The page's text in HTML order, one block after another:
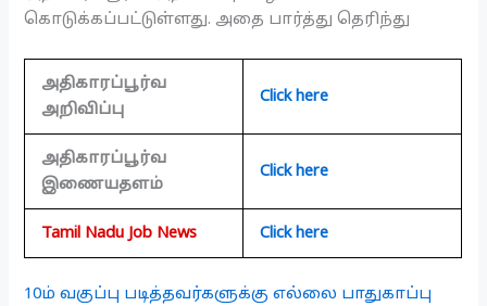
கொடுக்கப்பட்டுள்ளது. அதை பார்த்து தெரிந்து
அதிகாரப்பூர்வ
அறிவிப்பு
Click here
அதிகாரப்பூர்வ
இணையதளம்
Click here
Tamil Nadu Job News Click here
10ம் வகுப்பு படித்தவர்களுக்கு எல்லை பாதுகாப்பு